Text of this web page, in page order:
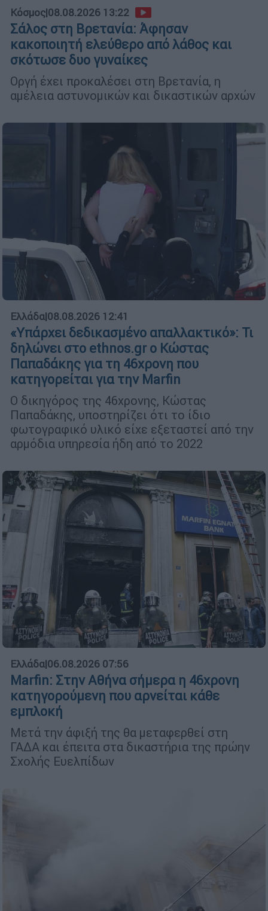
Κόσμος|08.08.2026 13:22
Σάλος στη Βρετανία: Άφησαν
κακοποιητή ελεύθερο από λάθος και
σκότωσε δυο γυναίκες
Οργή έχει προκαλέσει στη Βρετανία, η
αμέλεια αστυνομικών και δικαστικών αρχών
Ελλάδα|08.08.2026 12:41
«Υπάρχει δεδικασμένο απαλλακτικό»: Τι
δηλώνει στο ethnos.gr ο Κώστας
Παπαδάκης για τη 46χρονη που
κατηγορείται για την Marfin
Ο δικηγόρος της 46χρονης, Κώστας
Παπαδάκης, υποστηρίζει ότι το ίδιο
φωτογραφικό υλικό είχε εξεταστεί από την
αρμόδια υπηρεσία ήδη από το 2022
Ελλάδα|06.08.2026 07:56
Marfin: Στην Αθήνα σήμερα η 46χρονη
κατηγορούμενη που αρνείται κάθε
εμπλοκή
Μετά την άφιξή της θα μεταφερθεί στη
ΓΑΔΑ και έπειτα στα δικαστήρια της πρώην
Σχολής Ευελπίδων